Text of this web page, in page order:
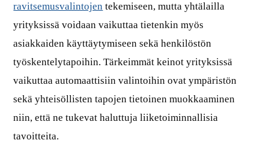
ravitsemusvalintojen tekemiseen, mutta yhtälailla
yrityksissä voidaan vaikuttaa tietenkin myös
asiakkaiden käyttäytymiseen sekä henkilöstön
työskentelytapoihin. Tärkeimmät keinot yrityksissä
vaikuttaa automaattisiin valintoihin ovat ympäristön
sekä yhteisöllisten tapojen tietoinen muokkaaminen
niin, että ne tukevat haluttuja liiketoiminnallisia
tavoitteita.